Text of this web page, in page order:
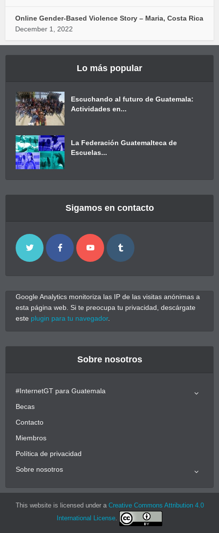
Online Gender-Based Violence Story – Maria, Costa Rica
December 1, 2022
Lo más popular
Escuchando al futuro de Guatemala:
Actividades en...
La Federación Guatemalteca de
Escuelas...
Sigamos en contacto
Google Analytics monitoriza las IP de las visitas anónimas a
esta página web. Si te preocupa tu privacidad, descárgate
este plugin para tu navegador.
Sobre nosotros
#InternetGT para Guatemala
Becas
Contacto
Miembros
Política de privacidad
Sobre nosotros
This website is licensed under a Creative Commons Attribution 4.0
International License